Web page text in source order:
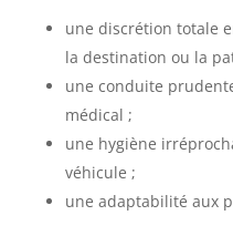
une discrétion totale
la destination ou la
une conduite
médical ;
une hygiène
véhicule ;
une adaptabilité aux